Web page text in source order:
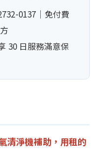
0137｜免付費
30 日服務滿意保
清淨機補助，用租的